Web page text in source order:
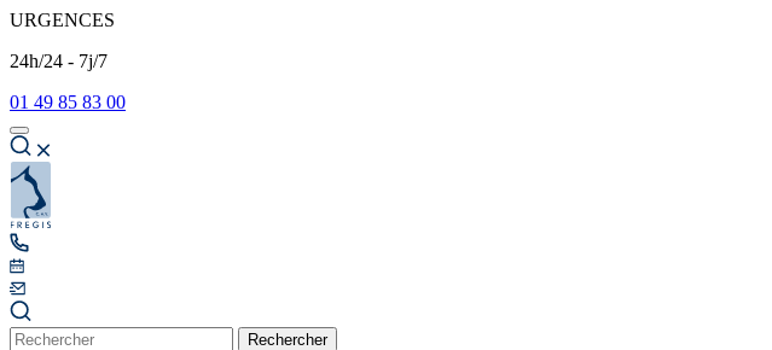
URGENCES
24h/24 - 7j/7
01 49 85 83 00
Rechercher